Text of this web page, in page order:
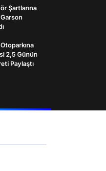
Şartlarına
2,5 Günün
Paylaştı